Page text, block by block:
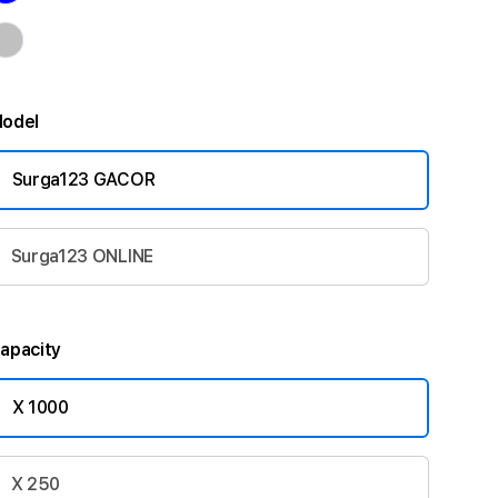
Surga123 GACOR
Surga123 ONLINE
X 1000
X 250